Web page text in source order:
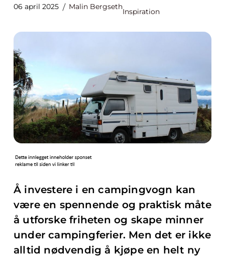
06 april 2025 Malin Bergseth
Inspiration
Å investere i en campingvogn kan
være en spennende og praktisk måte
å utforske friheten og skape minner
under campingferier. Men det er ikke
alltid nødvendig å kjøpe en helt ny